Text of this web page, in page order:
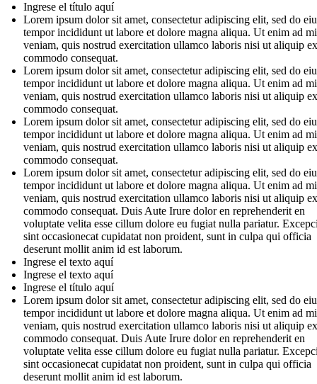
Ingrese el título aquí
Lorem ipsum dolor sit amet, consectetur adipiscing elit, sed do
tempor incididunt ut labore et dolore magna aliqua. Ut enim ad
veniam, quis nostrud exercitation ullamco laboris nisi ut aliquip
commodo consequat.
Lorem ipsum dolor sit amet, consectetur adipiscing elit, sed do
tempor incididunt ut labore et dolore magna aliqua. Ut enim ad
veniam, quis nostrud exercitation ullamco laboris nisi ut aliquip
commodo consequat.
Lorem ipsum dolor sit amet, consectetur adipiscing elit, sed do
tempor incididunt ut labore et dolore magna aliqua. Ut enim ad
veniam, quis nostrud exercitation ullamco laboris nisi ut aliquip
commodo consequat.
Lorem ipsum dolor sit amet, consectetur adipiscing elit, sed do
tempor incididunt ut labore et dolore magna aliqua. Ut enim ad
veniam, quis nostrud exercitation ullamco laboris nisi ut aliquip
commodo consequat. Duis Aute Irure dolor en reprehenderit en
voluptate velita esse cillum dolore eu fugiat nulla pariatur.
sint occasionecat cupidatat non proident, sunt in culpa qui officia
deserunt mollit anim id est laborum.
Ingrese el texto aquí
Ingrese el texto aquí
Ingrese el título aquí
Lorem ipsum dolor sit amet, consectetur adipiscing elit, sed do
tempor incididunt ut labore et dolore magna aliqua. Ut enim ad
veniam, quis nostrud exercitation ullamco laboris nisi ut aliquip
commodo consequat. Duis Aute Irure dolor en reprehenderit en
voluptate velita esse cillum dolore eu fugiat nulla pariatur.
sint occasionecat cupidatat non proident, sunt in culpa qui officia
deserunt mollit anim id est laborum.